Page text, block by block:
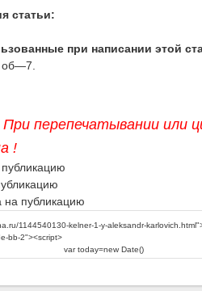
статьи:
при написании этой
При перепечатывании или
!
публикацию